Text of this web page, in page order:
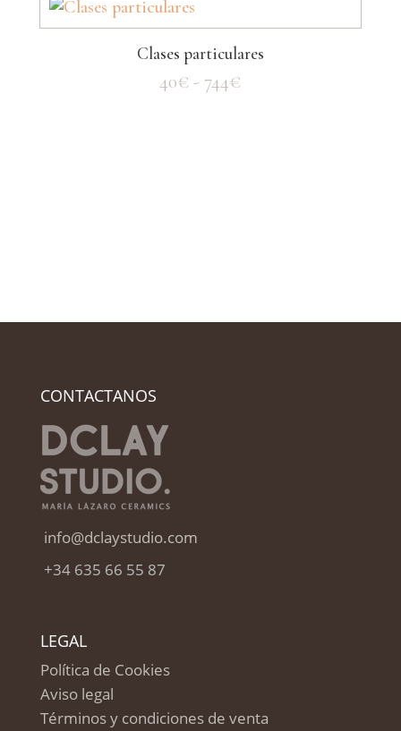
Clases particulares
40€ - 744€
CONTACTANOS
info@dclaystudio.com
+34 635 66 55 87
LEGAL
Política de Cookies
Aviso legal
Términos y condiciones de venta